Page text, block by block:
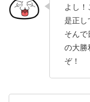
よし
是正し
そんで
の大勝
ぞ！